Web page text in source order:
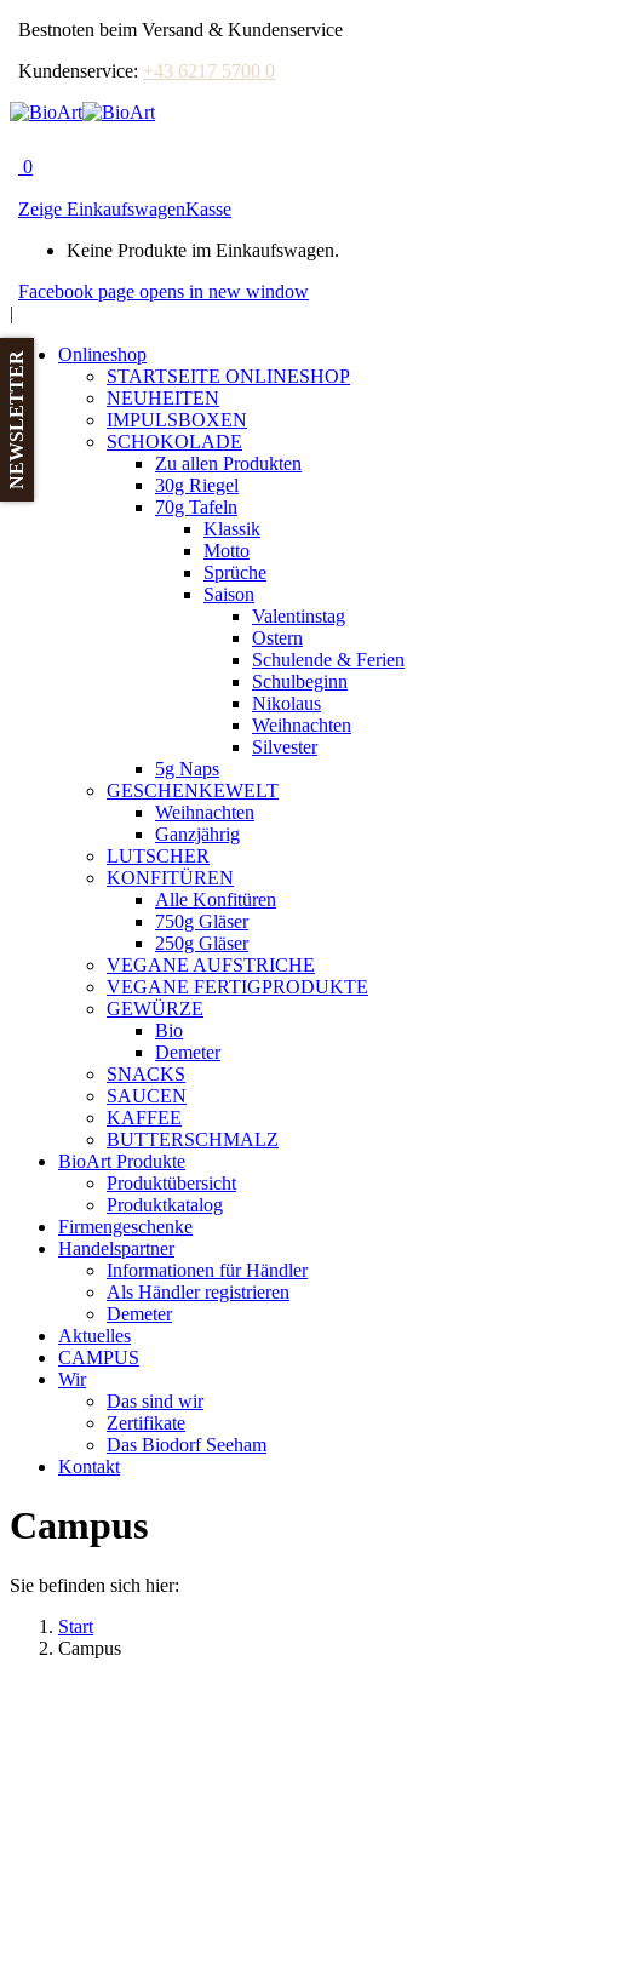
Bestnoten beim Versand & Kundenservice
Kundenservice: +43 6217 5700 0
0
Zeige EinkaufswagenKasse
Keine Produkte im Einkaufswagen.
Facebook page opens in new window
|
Onlineshop
STARTSEITE ONLINESHOP
NEUHEITEN
IMPULSBOXEN
SCHOKOLADE
Zu allen Produkten
30g Riegel
70g Tafeln
Klassik
Motto
Sprüche
Saison
Valentinstag
Ostern
Schulende & Ferien
Schulbeginn
Nikolaus
Weihnachten
Silvester
5g Naps
GESCHENKEWELT
Weihnachten
Ganzjährig
LUTSCHER
KONFITÜREN
Alle Konfitüren
750g Gläser
250g Gläser
VEGANE AUFSTRICHE
VEGANE FERTIGPRODUKTE
GEWÜRZE
Bio
Demeter
SNACKS
SAUCEN
KAFFEE
BUTTERSCHMALZ
BioArt Produkte
Produktübersicht
Produktkatalog
Firmengeschenke
Handelspartner
Informationen für Händler
Als Händler registrieren
Demeter
Aktuelles
CAMPUS
Wir
Das sind wir
Zertifikate
Das Biodorf Seeham
Kontakt
Campus
Sie befinden sich hier:
Start
Campus
NEWSLETTER